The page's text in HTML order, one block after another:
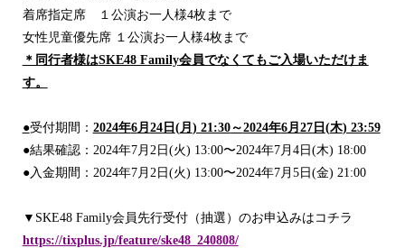
着席指定席 １公演お一人様4枚まで
女性児童優先席 １公演お一人様4枚まで
＊同行者様はSKE48 Family会員でなくてもご入場いただけま
す。
●受付期間： 2024年6月 24日 (月 ) 21:30～2024年6月 27日 (木) 23:59
●結果確認： 2024年7月 2 日 (火) 13:00〜2024年7月 4日 (木) 18:00
●入金期間： 2024年7月 2 日 (火) 13:00〜2024年7月 5日 (金) 21:00
▼ SKE48 Family会員先行受付（抽選）のお申込みはコチラ
https://tixplus.jp/feature/ske48_240808/